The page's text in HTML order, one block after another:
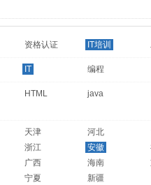
资格认证 IT培训
IT 编程
HTML java
天津 河北
浙江 安徽
广西 海南
宁夏 新疆